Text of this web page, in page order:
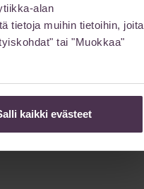
alan
tietoja muihin tietoihin, joita
tai "Muokkaa"
kaikki evästeet